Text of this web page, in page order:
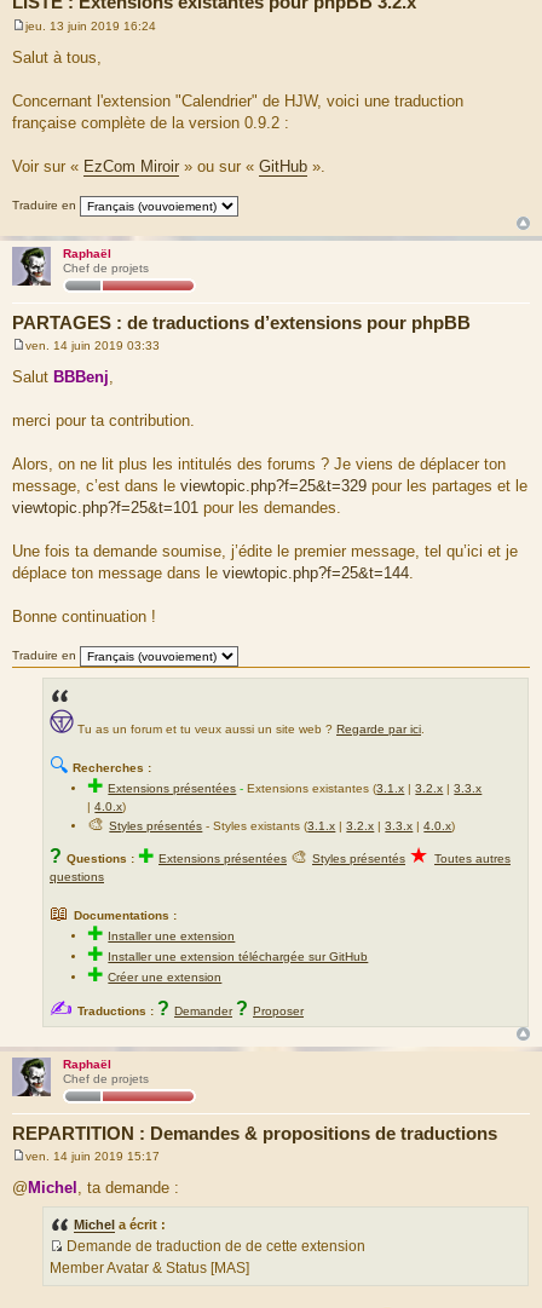
M
e
s
g
e
jeu. 13 juin 2019 16:24
Salut à tous,
Concernant l'extension "Calendrier" de HJW, voici une traduction
française complète de la version 0.9.2 :
Voir sur « EzCom Miroir » ou sur « GitHub ».
Traduire en
Raphaël
Chef de projets
PARTAGES : de traductions d’extensions pour phpBB
e
s
a
g
ven. 14 juin 2019 03:33
Salut BBBenj,
merci pour ta contribution.
Alors, on ne lit plus les intitulés des forums ? Je viens de déplacer ton
message, c’est dans le viewtopic.php?f=25&t=329 pour les partages et le
viewtopic.php?f=25&t=101 pour les demandes.
Une fois ta demande soumise, j’édite le premier message, tel qu’ici et je
déplace ton message dans le viewtopic.php?f=25&t=144.
Bonne continuation !
Traduire en
Tu as un forum et tu veux aussi un site web ? Regarde par ici
🔍 Recherches :
✚Extensions présentées -Extensions existantes (3.1.x |3.2.x |3.3.x
|4.0.x)
🎨Styles présentés - Styles existants (3.1.x |3.2.x |3.3.x |4.0.x)
? Questions : ✚ Extensions présentées 🎨 Styles présentés ★ Toutes autres
questions
📖 Documentations :
✚ Installer une extension
✚ Installer une extension téléchargée sur GitHub
✚Créer une extension
✍ Traductions : ? Demander ? Proposer
Raphaël
Chef de projets
REPARTITION : Demandes & propositions de traductions
e
s
ven. 14 juin 2019 15:17
@ Michel , ta demande :
Michel a écrit :
S
Demande de traduction de de cette extension
Member Avatar & Status [MAS]